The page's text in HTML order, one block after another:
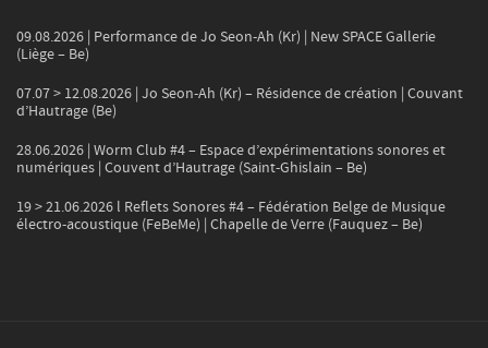
09.08.2026 | Performance de Jo Seon-Ah (Kr) | New SPACE Gallerie
(Liège – Be)
07.07 > 12.08.2026 | Jo Seon-Ah (Kr) – Résidence de création | Couvant
d’Hautrage (Be)
28.06.2026 | Worm Club #4 – Espace d’expérimentations sonores et
numériques | Couvent d’Hautrage (Saint-Ghislain – Be)
19 > 21.06.2026 l Reflets Sonores #4 – Fédération Belge de Musique
électro-acoustique (FeBeMe) | Chapelle de Verre (Fauquez – Be)